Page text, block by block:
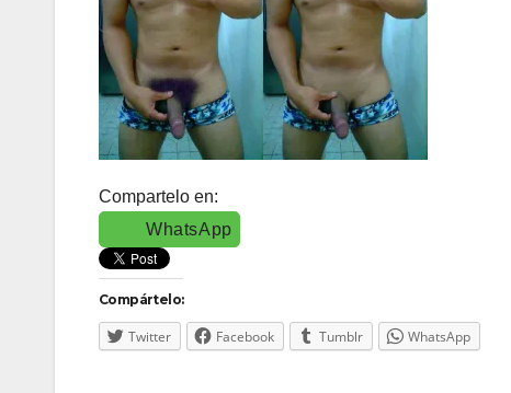
Compartelo en:
WhatsApp
Compártelo:
Twitter Facebook Tumblr WhatsApp